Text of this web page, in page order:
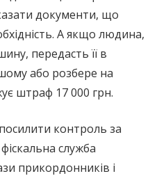
документи, що
А якщо людина,
передасть її в
або розбере на
штраф 17 000 грн.
контроль за
служба
прикордонників і